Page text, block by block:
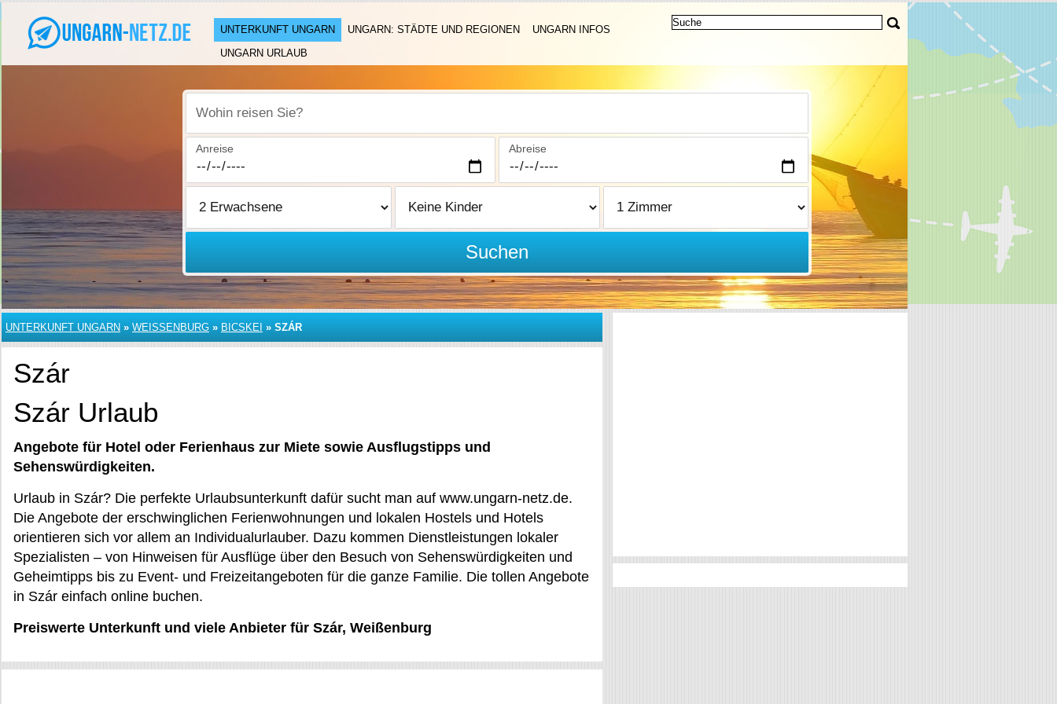
UNTERKUNFT UNGARN UNGARN: STÄDTE UND REGIONEN
UNGARN INFOS
UNGARN URLAUB
Wohin reisen Sie?
Anreise Abreise
Suchen
UNTERKUNFT UNGARN » WEISSENBURG » BICSKEI » SZÁR
Szár
Szár Urlaub
Angebote für Hotel oder Ferienhaus zur Miete sowie Ausflugstipps und
Sehenswürdigkeiten.
Urlaub in Szár? Die perfekte Urlaubsunterkunft dafür sucht man auf www.ungarn-netz.de.
Die Angebote der erschwinglichen Ferienwohnungen und lokalen Hostels und Hotels
orientieren sich vor allem an Individualurlauber. Dazu kommen Dienstleistungen lokaler
Spezialisten – von Hinweisen für Ausflüge über den Besuch von Sehenswürdigkeiten und
Geheimtipps bis zu Event- und Freizeitangeboten für die ganze Familie. Die tollen Angebote
in Szár einfach online buchen.
Preiswerte Unterkunft und viele Anbieter für Szár, Weißenburg